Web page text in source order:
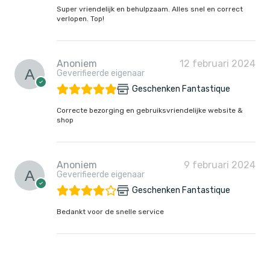
Super vriendelijk en behulpzaam. Alles snel en correct
verlopen. Top!
Anoniem
Geverifieerde eigenaar
12 februari 2024
Geschenken Fantastique
Correcte bezorging en gebruiksvriendelijke website &
shop
Anoniem
Geverifieerde eigenaar
9 februari 2024
Geschenken Fantastique
Bedankt voor de snelle service